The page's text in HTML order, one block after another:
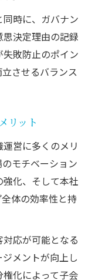
時に、ガバナン
決定理由の記録
敗防止のポイン
させるバランス
リット
営に多くのメリ
モチベーション
化、そして本社
体の効率性と持
応が可能となる
メントが向上し
化によって子会